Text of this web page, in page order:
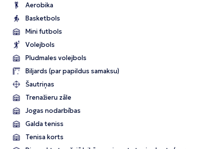
Aerobika
Basketbols
Mini futbols
Volejbols
Pludmales volejbols
Biljards (par papildus samaksu)
Šautriņas
Trenažieru zāle
Jogas nodarbības
Galda teniss
Tenisa korts